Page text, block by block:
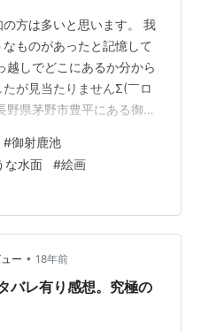
方は多いと思います。 我
ものがあったと記憶して
越しでどこにあるか分から
が見当たりませんΣ(￣ロ
野県茅野市豊平にある御射
いう絵です。 ↑
detail/4より引用さ
池は、農地用のため池と
奥蓼科温泉郷へと向かう
ひっそりと存在…
#御射鹿池
な水面 #絵画
ー • 18年前
バレ有り感想。究極の